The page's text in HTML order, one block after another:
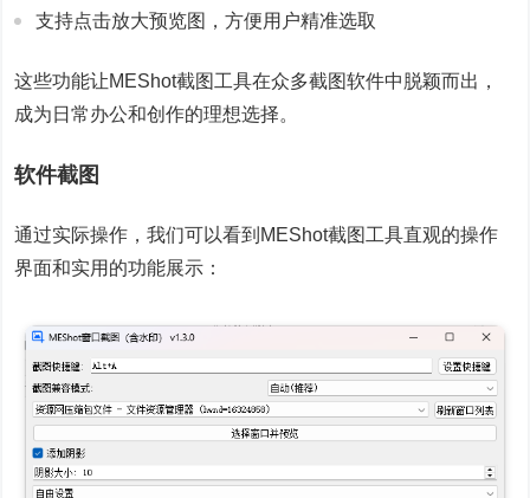
支持点击放大预览图，方便用户精准选取
这些功能让MEShot截图工具在众多截图软件中脱颖而出，
成为日常办公和创作的理想选择。
软件截图
通过实际操作，我们可以看到MEShot截图工具直观的操作
界面和实用的功能展示：